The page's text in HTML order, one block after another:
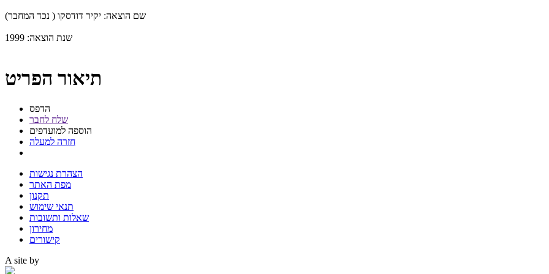
שם הוצאה: יקיר דודסקו ( נכד המחבר)
שנת הוצאה: 1999
תיאור הפריט
הדפס
שלח לחבר
הוספה למועדפים
חזרה למעלה
הצהרת נגישות
מפת האתר
תקנון
תנאי שימוש
שאלות ותשובות
מחירון
קישורים
A site by